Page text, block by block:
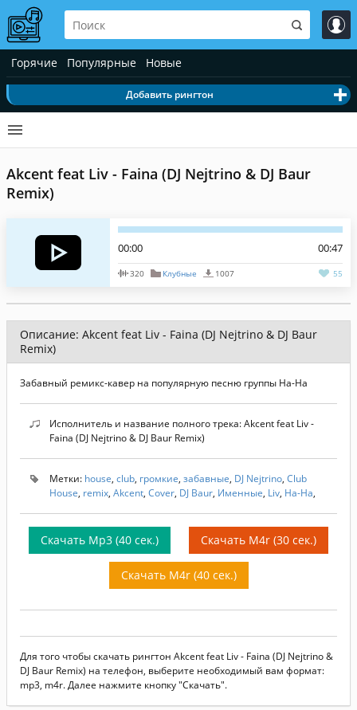
Горячие Популярные Новые
Добавить рингтон
Akcent feat Liv - Faina (DJ Nejtrino & DJ Baur
Remix)
00:00 00:47
320 Клубные 1007 55
Описание: Akcent feat Liv - Faina (DJ Nejtrino & DJ Baur
Remix)
Забавный ремикс-кавер на популярную песню группы На-На
Исполнитель и название полного трека: Akcent feat Liv -
Faina (DJ Nejtrino & DJ Baur Remix)
Метки: house, club, громкие, забавные, DJ Nejtrino, Club
House, remix, Akcent, Cover, DJ Baur, Именные, Liv, На-На,
Скачать Mp3 (40 сек.) Скачать M4r (30 сек.)
Скачать M4r (40 сек.)
Для того чтобы скачать рингтон Akcent feat Liv - Faina (DJ Nejtrino &
DJ Baur Remix) на телефон, выберите необходимый вам формат:
mp3, m4r. Далее нажмите кнопку "Скачать".